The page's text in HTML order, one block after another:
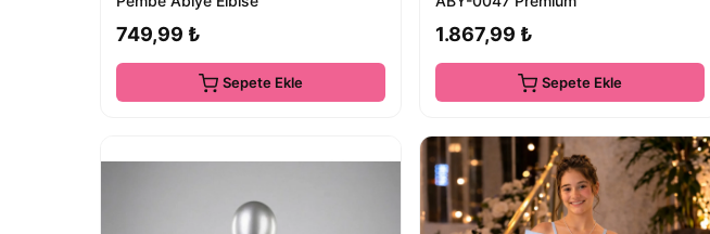
749,99 ₺
Sepete Ekle
1.867,99 ₺
Sepete Ekle